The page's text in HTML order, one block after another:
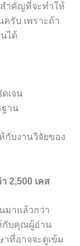
ำคัญที่จะทำให้
รับ เพราะถ้า
ได้
เจน
าน
กับงานวิจัยของ
2,500 เคส
มาแล้วกว่า
กับคุณผู้อ่าน
ที่อาจจะดูเข้ม